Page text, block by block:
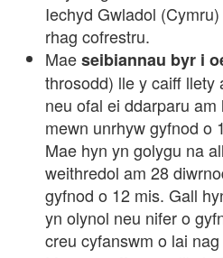
Iechyd Gwladol
rhag cofrestru.
Maeseibiannau byr i
throsodd) lle y caiff llety
neu ofal ei ddarparu
mewn unrhyw gyfnod o
Mae hyn yn golygu na
weithredol am 28
gyfnod o 12 mis. Gall
yn olynol neu nifer o
creu cyfanswm o lai